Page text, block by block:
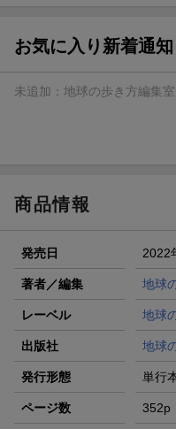
が当たる！
楽天モバイル紹介キャ
条件達成で楽天限定・
お気に入り新着通知
未追加： 地球の歩き方編集室
商品情報
発売日 2022
著者／編集 地球
レーベル 地球
出版社 地球
発行形態 単行
ページ数 352p